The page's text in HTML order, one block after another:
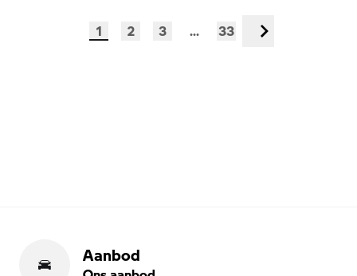
1 2 3 ... 33 Volgende
Aanbod